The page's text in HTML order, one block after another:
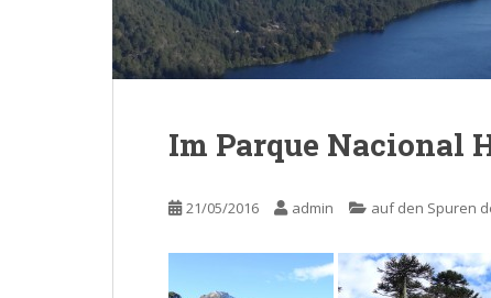
Im Parque Nacional
21/05/2016 admin auf den Spuren